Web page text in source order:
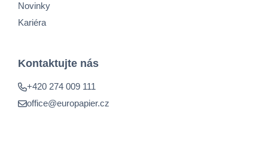
Novinky
Kariéra
Kontaktujte nás
+420 274 009 111
office@europapier.cz